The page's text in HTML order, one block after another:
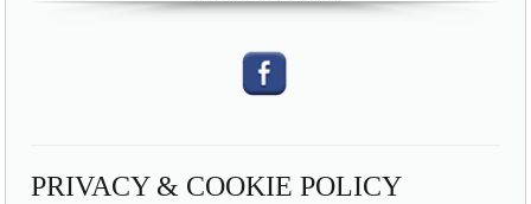
PRIVACY & COOKIE POLICY